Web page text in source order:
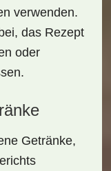
verwenden.
das Rezept
oder
Getränke,